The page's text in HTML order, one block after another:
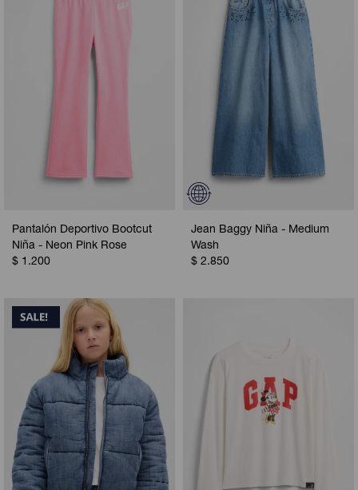
Pantalón Deportivo Bootcut
Niña - Neon Pink Rose
$ 1.200
Jean Baggy Niña - Medium
Wash
$ 2.850